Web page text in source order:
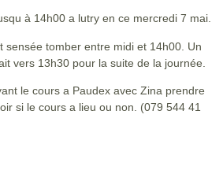
à 14h00 a lutry en ce mercredi 7 mai.
sensée tomber entre midi et 14h00. Un
vers 13h30 pour la suite de la journée.
le cours a Paudex avec Zina prendre
si le cours a lieu ou non. (079 544 41